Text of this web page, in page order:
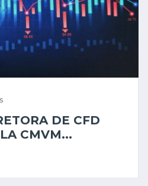
DE CFD
CMVM...